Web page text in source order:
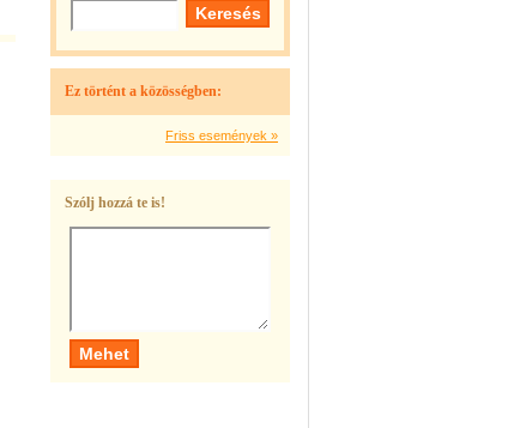
Ez történt a közösségben:
Friss események »
Szólj hozzá te is!